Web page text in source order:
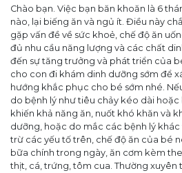
Chào bạn. Việc bạn băn khoăn là 6
nào, lại biếng ăn và ngủ ít. Điều này
gặp vấn đề về sức khoẻ, chế độ ăn
đủ nhu cầu năng lượng và các chất
đến sự tăng trưởng và phát triển của
cho con đi khám dinh dưỡng sớm để
hướng khắc phục cho bé sớm nhé.
do bệnh lý như tiêu chảy kéo dài
khiến khả năng ăn, nuốt khó khăn và
dưỡng, hoặc do mắc các bệnh lý khác
trừ các yếu tố trên, chế độ ăn của bé
bữa chính trong ngày, ăn cơm kèm
thịt, cá, trứng, tôm cua. Thường xuyên